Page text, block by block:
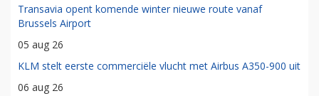
Transavia opent komende winter nieuwe route vanaf
Brussels Airport
05 aug 26
KLM stelt eerste commerciële vlucht met Airbus A350-900 uit
06 aug 26